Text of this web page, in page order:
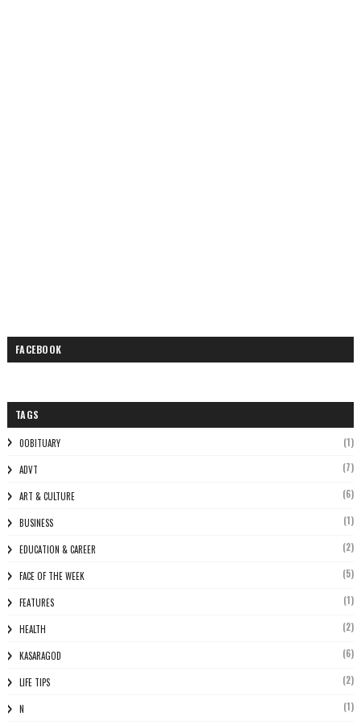
FACEBOOK
TAGS
0OBITUARY (1)
ADVT (7)
ART & CULTURE (6)
BUSINESS (1)
EDUCATION & CAREER (2)
FACE OF THE WEEK (5)
FEATURES (1)
HEALTH (2)
KASARAGOD (6)
LIFE TIPS (2)
N (1)